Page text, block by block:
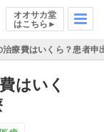
オオサカ堂
はこちら►
療費はいくら？患者申
はいく